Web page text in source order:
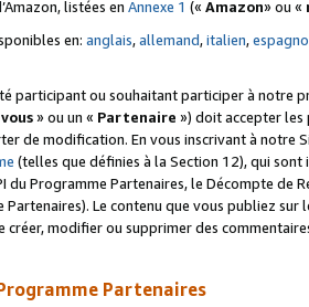
listées en Annexe 1 (« Amazon» ou «
en: anglais,allemand,italien,
participant ou souhaitant participer à notre
vous» ou un « Partenaire ») doit accepter les
de modification. En vous inscrivant à notre
(telles que définies à la Section 12), qui
du Programme Partenaires, le Décompte de
Partenaires). Le contenu que vous publiez
modifier ou supprimer des
Partenaires